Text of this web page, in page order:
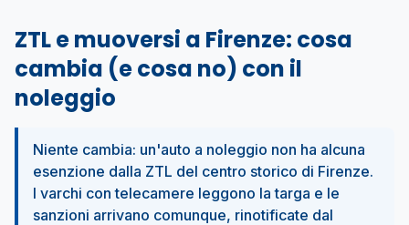
ZTL e muoversi a Firenze: cosa
cambia (e cosa no) con il
noleggio
Niente cambia: un'auto a noleggio non ha alcuna
esenzione dalla ZTL del centro storico di Firenze.
I varchi con telecamere leggono la targa e le
sanzioni arrivano comunque, rinotificate dal